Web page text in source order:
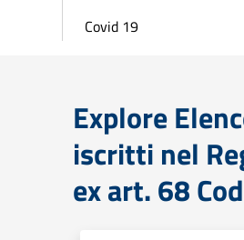
Covid 19
Explore
iscritti nel
ex art. 68